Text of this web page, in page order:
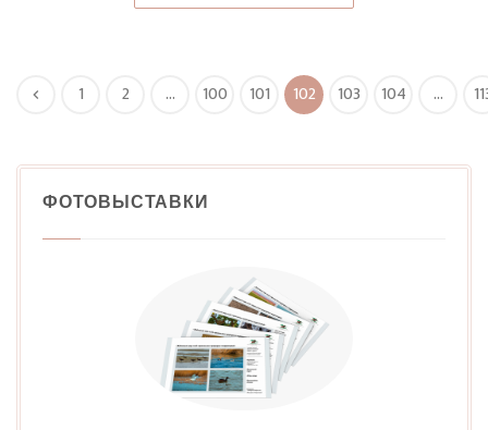
1 2 … 100 101 102 103 104 …
ФОТОВЫСТАВКИ